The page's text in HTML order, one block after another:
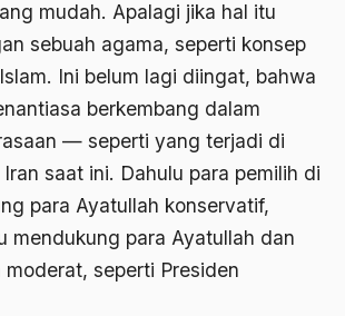
mudah. Apa­lagi jika hal itu
sebuah agama, seperti konsep
Ini belum lagi diingat, bahwa
berkembang dalam
— seperti yang terjadi di
Iran saat ini. Dahulu para pemilih di
para Ayatullah konservatif,
mendukung para Ayatullah dan
moderat, seperti Presiden